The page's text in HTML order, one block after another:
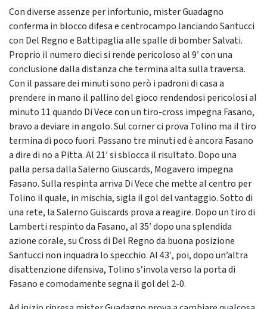
Con diverse assenze per infortunio, mister Guadagno
conferma in blocco difesa e centrocampo lanciando Santucci
con Del Regno e Battipaglia alle spalle di bomber Salvati.
Proprio il numero dieci si rende pericoloso al 9′ con una
conclusione dalla distanza che termina alta sulla traversa.
Con il passare dei minuti sono però i padroni di casa a
prendere in mano il pallino del gioco rendendosi pericolosi al
minuto 11 quando Di Vece con un tiro-cross impegna Fasano,
bravo a deviare in angolo. Sul corner ci prova Tolino ma il tiro
termina di poco fuori. Passano tre minuti ed è ancora Fasano
a dire di no a Pitta. Al 21′ si sblocca il risultato. Dopo una
palla persa dalla Salerno Giuscards, Mogavero impegna
Fasano. Sulla respinta arriva Di Vece che mette al centro per
Tolino il quale, in mischia, sigla il gol del vantaggio. Sotto di
una rete, la Salerno Guiscards prova a reagire. Dopo un tiro di
Lamberti respinto da Fasano, al 35′ dopo una splendida
azione corale, su Cross di Del Regno da buona posizione
Santucci non inquadra lo specchio. Al 43′, poi, dopo un’altra
disattenzione difensiva, Tolino s’invola verso la porta di
Fasano e comodamente segna il gol del 2-0.